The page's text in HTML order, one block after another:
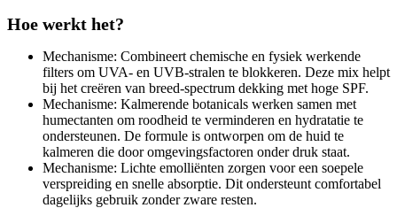
Hoe werkt het?
Mechanisme: Combineert chemische en fysiek werkende
filters om UVA- en UVB-stralen te blokkeren. Deze mix helpt
bij het creëren van breed-spectrum dekking met hoge SPF.
Mechanisme: Kalmerende botanicals werken samen met
humectanten om roodheid te verminderen en hydratatie te
ondersteunen. De formule is ontworpen om de huid te
kalmeren die door omgevingsfactoren onder druk staat.
Mechanisme: Lichte emolliënten zorgen voor een soepele
verspreiding en snelle absorptie. Dit ondersteunt comfortabel
dagelijks gebruik zonder zware resten.